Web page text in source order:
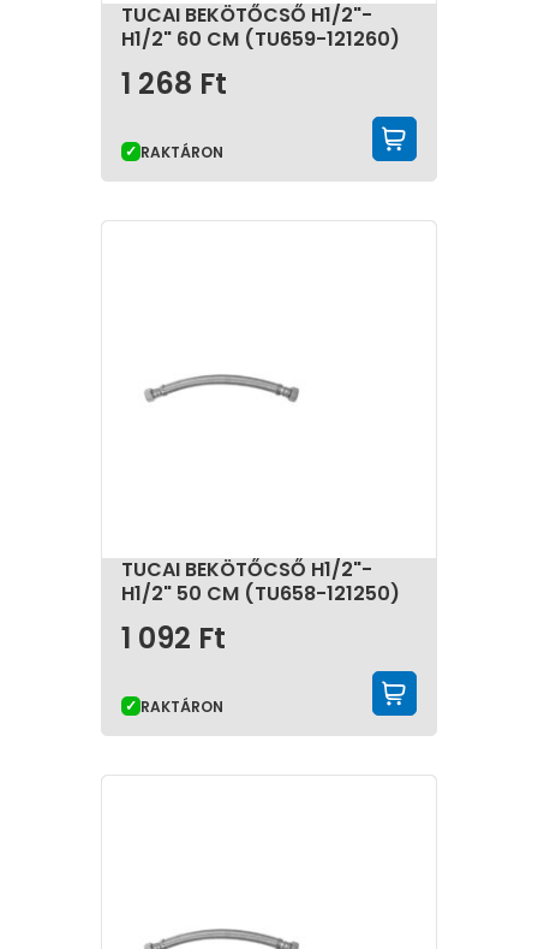
TUCAI BEKÖTŐCSŐ H1/2"-
H1/2" 60 CM (TU659-121260)
1 268 Ft
RAKTÁRON
TUCAI BEKÖTŐCSŐ H1/2"-
H1/2" 50 CM (TU658-121250)
1 092 Ft
RAKTÁRON